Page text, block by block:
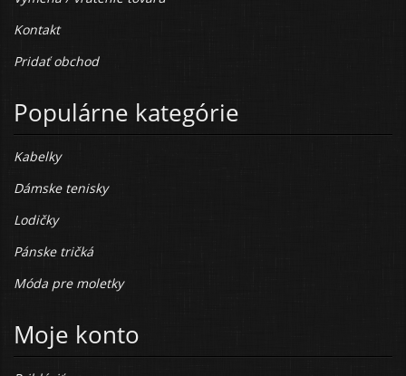
Kontakt
Pridať obchod
Populárne kategórie
Kabelky
Dámske tenisky
Lodičky
Pánske tričká
Móda pre moletky
Moje konto